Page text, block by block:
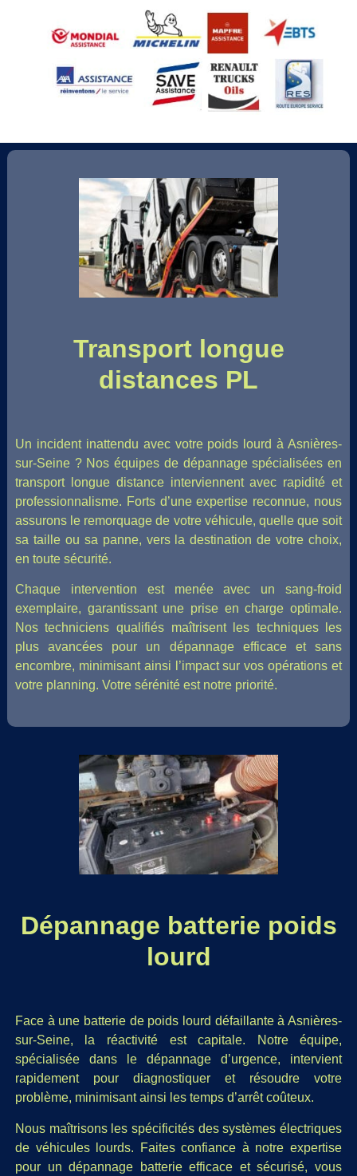
Transport longue
distances PL
Un incident inattendu avec votre poids lourd à Asnières-
sur-Seine ? Nos équipes de dépannage spécialisées en
transport longue distance interviennent avec rapidité et
professionnalisme. Forts d’une expertise reconnue, nous
assurons le remorquage de votre véhicule, quelle que soit
sa taille ou sa panne, vers la destination de votre choix,
en toute sécurité.
Chaque intervention est menée avec un sang-froid
exemplaire, garantissant une prise en charge optimale.
Nos techniciens qualifiés maîtrisent les techniques les
plus avancées pour un dépannage efficace et sans
encombre, minimisant ainsi l’impact sur vos opérations et
votre planning. Votre sérénité est notre priorité.
Dépannage batterie poids
lourd
Face à une batterie de poids lourd défaillante à Asnières-
sur-Seine, la réactivité est capitale. Notre équipe,
spécialisée dans le dépannage d’urgence, intervient
rapidement pour diagnostiquer et résoudre votre
problème, minimisant ainsi les temps d’arrêt coûteux.
Nous maîtrisons les spécificités des systèmes électriques
de véhicules lourds. Faites confiance à notre expertise
pour un dépannage batterie efficace et sécurisé, vous